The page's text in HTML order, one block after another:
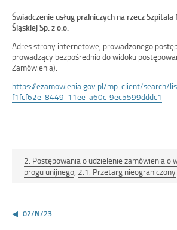
Świadczenie usług pralniczych na rzecz
Śląskiej Sp. z o.o.
Adres strony internetowej prowadzonego
prowadzący bezpośrednio do widoku
Zamówienia):
https://ezamowienia.gov.pl/mp-client/search/
f1fcf62e-8449-11ee-a60c-9ec5599dddc1
2. Postępowania o udzielenie zamówienia o
progu unijnego, 2.1. Przetarg nieograniczony
wpisu
02/N/23